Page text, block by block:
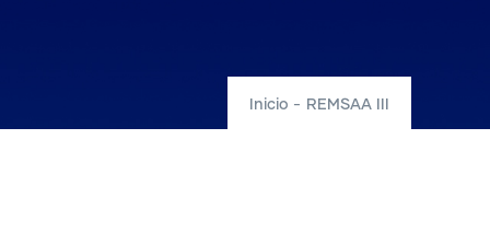
Inicio - REMSAA III